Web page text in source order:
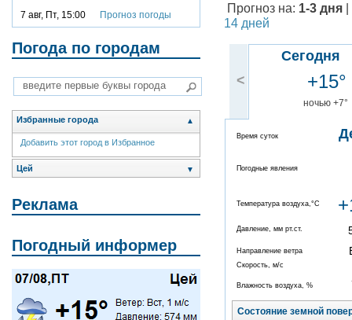
7 авг, Пт, 15:00 Прогноз погоды
Погода по городам
Избранные города ▲
Добавить этот город в Избранное
Цей ▼
Реклама
Погодный информер
Прогноз на: 1-3 дня
14 дней
<
Сегодня
+15°
ночью +7°
Время суток
Погодные явления
Температура воздуха,°C
Давление, мм рт.ст.
Направление ветра
Скорость, м/с
Влажность воздуха, %
Состояние земной